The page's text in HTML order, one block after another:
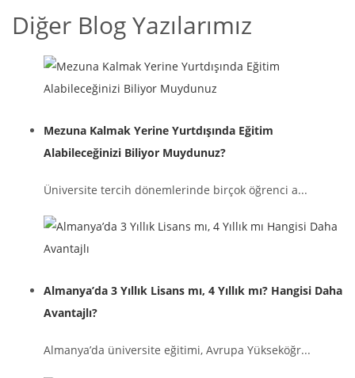
Diğer Blog Yazılarımız
Mezuna Kalmak Yerine Yurtdışında Eğitim
Alabileceğinizi Biliyor Muydunuz?
Üniversite tercih dönemlerinde birçok öğrenci a...
Almanya’da 3 Yıllık Lisans mı, 4 Yıllık mı? Hangisi Daha
Avantajlı?
Almanya’da üniversite eğitimi, Avrupa Yükseköğr...